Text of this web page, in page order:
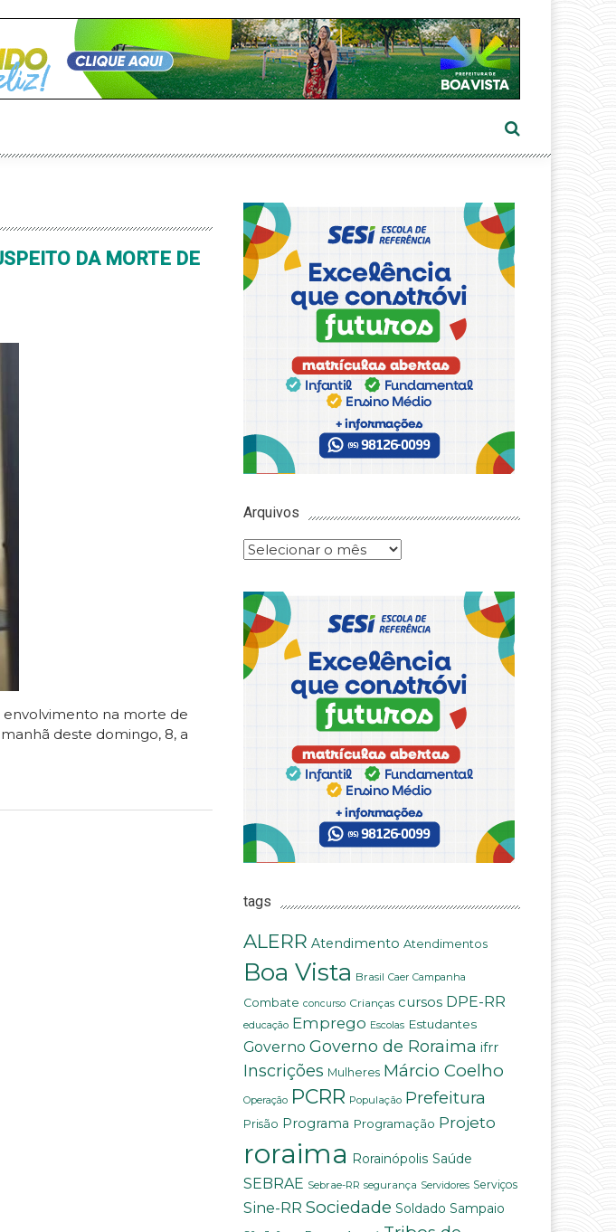
DA MORTE DE
envolvimento na morte de
deste domingo, 8, a
Arquivos
Arquivos
tags
ALERR Atendimento Atendimentos
Boa Vista Brasil Caer Campanha
Combate concurso Crianças cursos DPE-RR
educação Emprego Escolas Estudantes
Governo Governo de Roraima ifrr
Inscrições Mulheres Márcio Coelho
Operação PCRR População Prefeitura
Prisão Programa Programação Projeto
roraima Rorainópolis Saúde
SEBRAE Sebrae-RR segurança Servidores Serviços
Sine-RR Sociedade Soldado Sampaio